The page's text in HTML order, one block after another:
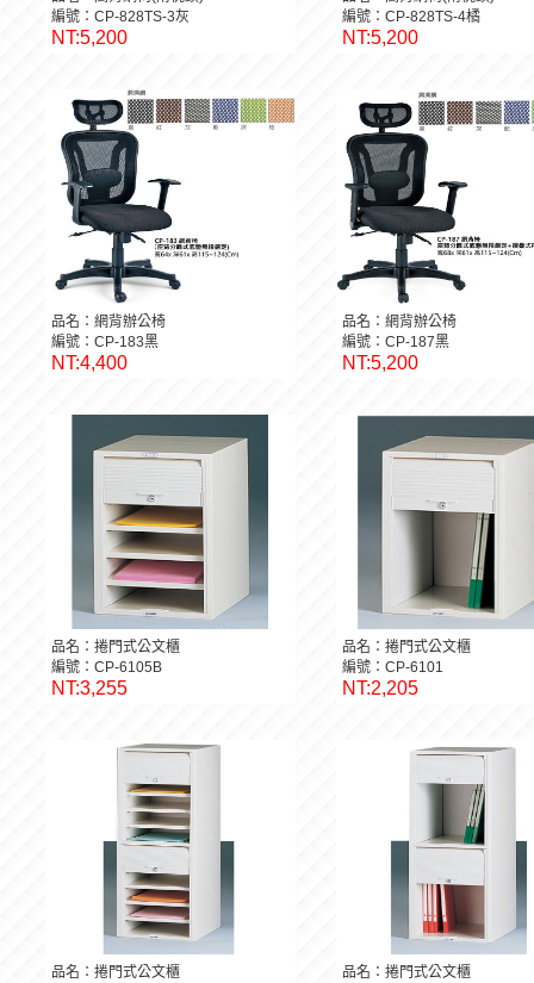
編號：CP-828TS-3灰
NT:5,200
編號：CP-828TS-4橘
NT:5,200
品名：網背辦公椅
編號：CP-183黑
NT:4,400
品名：網背辦公椅
編號：CP-187黑
NT:5,200
品名：捲門式公文櫃
編號：CP-6105B
NT:3,255
品名：捲門式公文櫃
編號：CP-6101
NT:2,205
品名：捲門式公文櫃
品名：捲門式公文櫃